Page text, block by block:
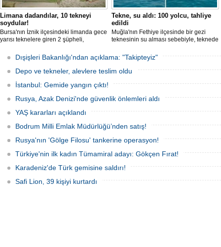
Limana dadandılar, 10 tekneyi
soydular!
Bursa'nın İznik ilçesindeki limanda gece
yarısı teknelere giren 2 şüpheli,
çaldı. Olay, güvenlik kameralarına
yansıdı, tekne sahiplerinin ihbarıyla
jandarma inceleme başlattı.
Tekne, su aldı: 100 yolcu, tahliye
edildi
Muğla'nın Fethiye ilçesinde bir gezi
teknesinin su alması sebebiyle, teknede
teknenin batmaması için bölgede
kurtarma çalışması başlatıldı.
Dışişleri Bakanlığı'ndan açıklama: "Takipteyiz"
Depo ve tekneler, alevlere teslim oldu
İstanbul: Gemide yangın çıktı!
Rusya, Azak Denizi'nde güvenlik önlemleri aldı
YAŞ kararları açıklandı
Bodrum Milli Emlak Müdürlüğü’nden satış!
Rusya'nın 'Gölge Filosu' tankerine operasyon!
Türkiye'nin ilk kadın Tümamiral adayı: Gökçen Fırat!
Karadeniz'de Türk gemisine saldırı!
Safi Lion, 39 kişiyi kurtardı